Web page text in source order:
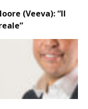
(Veeva): “Il